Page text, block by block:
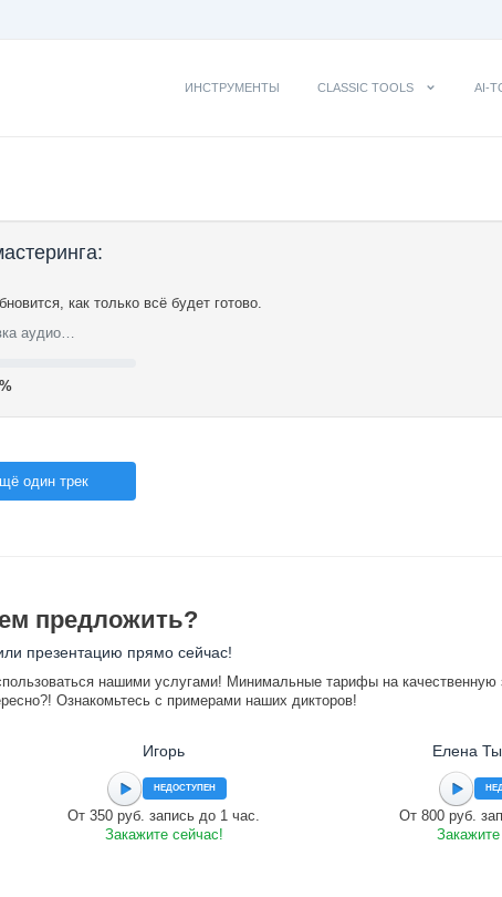
ИНСТРУМЕНТЫ CLASSIC TOOLS AI-
как только всё будет готово.
аудио…
один трек
предложить?
презентацию прямо сейчас!
нашими услугами! Минимальные тарифы на качественную
Ознакомьтесь с примерами наших дикторов!
Игорь
НЕДОСТУПЕН
От 350 руб. запись до 1 час.
Закажите сейчас!
Елена
От 800 руб.